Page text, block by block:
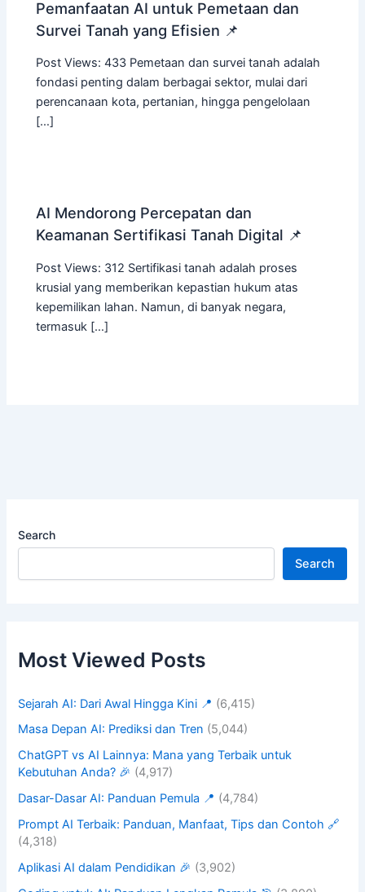
Pemanfaatan AI untuk Pemetaan dan
Survei Tanah yang Efisien 📌
Post Views: 433 Pemetaan dan survei tanah adalah
fondasi penting dalam berbagai sektor, mulai dari
perencanaan kota, pertanian, hingga pengelolaan
[…]
AI Mendorong Percepatan dan
Keamanan Sertifikasi Tanah Digital 📌
Post Views: 312 Sertifikasi tanah adalah proses
krusial yang memberikan kepastian hukum atas
kepemilikan lahan. Namun, di banyak negara,
termasuk […]
Search
Search
Most Viewed Posts
Sejarah AI: Dari Awal Hingga Kini 📍 (6,415)
Masa Depan AI: Prediksi dan Tren (5,044)
ChatGPT vs AI Lainnya: Mana yang Terbaik untuk
Kebutuhan Anda? 🎉 (4,917)
Dasar-Dasar AI: Panduan Pemula 📍 (4,784)
Prompt AI Terbaik: Panduan, Manfaat, Tips dan Contoh 🔗
(4,318)
Aplikasi AI dalam Pendidikan 🎉 (3,902)